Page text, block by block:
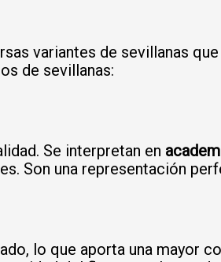
variantes de sevillanas
de sevillanas:
Se interpretan en
Son una representación
lo que aporta una mayor